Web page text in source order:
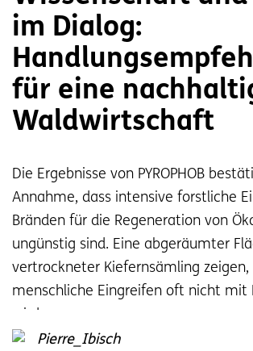
im Dialog:
für eine
Waldwirtschaft
Die Ergebnisse von PYROPHOB
Annahme, dass intensive forstliche
Bränden für die Regeneration von
ungünstig sind. Eine abgeräumter
vertrockneter Kiefernsämling zeigen,
menschliche Eingreifen oft nicht mit
wird.